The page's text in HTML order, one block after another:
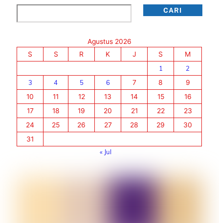
CARI
Agustus 2026
S
S R K J S
M
1
2
3
4 5 6 7 8
9
10
11 12 13 14 15
16
17
18 19 20 21 22
23
24
25 26 27 28 29
30
31
« Jul